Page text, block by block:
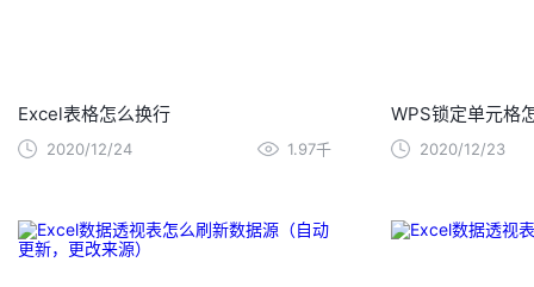
Excel表格怎么换行
2020/12/24 1.97千
WPS锁定单元格
2020/12/23